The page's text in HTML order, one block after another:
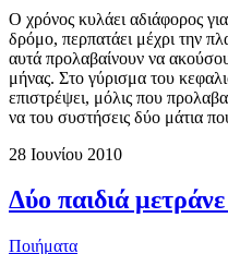
Ο χρόνος κυλάει αδιάφορος
δρόμο, περπατάει μέχρι την
αυτά προλαβαίνουν να
μήνας. Στο γύρισμα του
επιστρέψει, μόλις που
να του συστήσεις δύο μάτια
28 Ιουνίου 2010
Δύο παιδιά
Ποιήματα